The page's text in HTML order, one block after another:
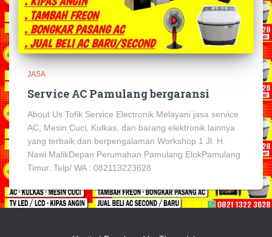
JASA
Service AC Pamulang bergaransi
About Us Tofik Service Electronik Melayani jasa service
AC, Mesin Cuci, Kulkas, dan barang elektronik lainnya
yang terbaik dan berpengalaman Workshop 1 Jl. H.
Nawi MalikDepan Perumahan Pamulang ElokPamulang
Timur. Telp/ WA : 082113223628